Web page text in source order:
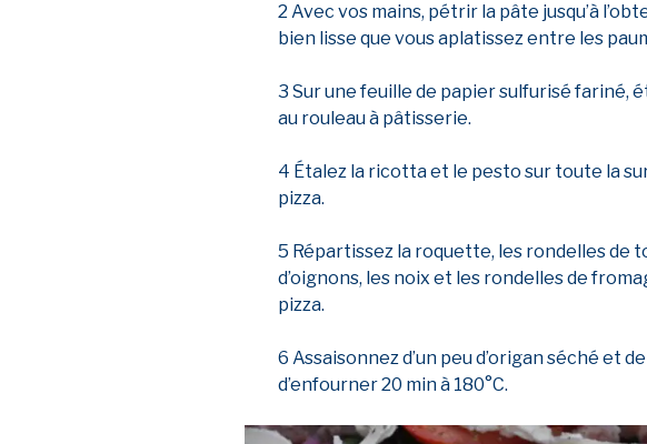
2 Avec vos mains, pétrir la pâte jusqu’à
bien lisse que vous aplatissez entre les
3 Sur une feuille de papier sulfurisé fariné,
au rouleau à pâtisserie.
4 Étalez la ricotta et le pesto sur toute la
pizza.
5 Répartissez la roquette, les rondelles de
d’oignons, les noix et les rondelles de
pizza.
6 Assaisonnez d’un peu d’origan séché et
d’enfourner 20 min à 180°C.